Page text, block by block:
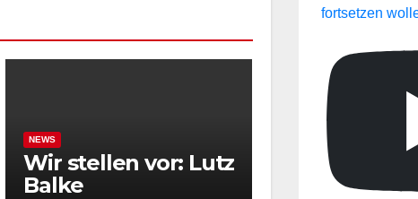
NEWS
Wir stellen vor: Lutz
Balke